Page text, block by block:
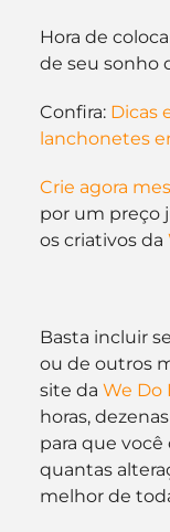
Hora de
de seu sonho
Confira: Dicas
lanchonetes
Crie agora
por um preço
os criativos da
Basta incluir
ou de outros
site da We Do
horas,
para que você
quantas
melhor de